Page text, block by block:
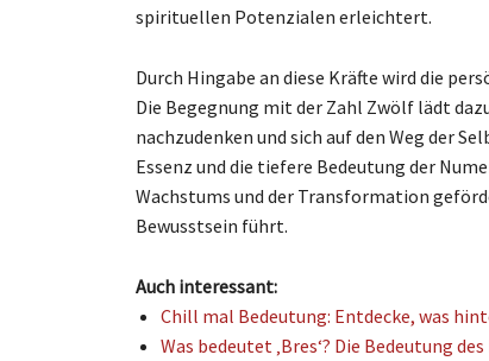
spirituellen Potenzialen erleichtert.
Durch Hingabe an diese Kräfte wird die
Die Begegnung mit der Zahl Zwölf lädt
nachzudenken und sich auf den Weg der
Essenz und die tiefere Bedeutung der
Wachstums und der Transformation
Bewusstsein führt.
Auch interessant:
Chill mal Bedeutung: Entdecke, was
Was bedeutet ‚Bres‘? Die Bedeutung